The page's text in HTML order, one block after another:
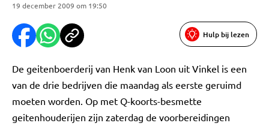
19 december 2009 om 19:50
Hulp bij lezen
De geitenboerderij van Henk van Loon uit Vinkel is een
van de drie bedrijven die maandag als eerste geruimd
moeten worden. Op met Q-koorts-besmette
geitenhouderijen zijn zaterdag de voorbereidingen